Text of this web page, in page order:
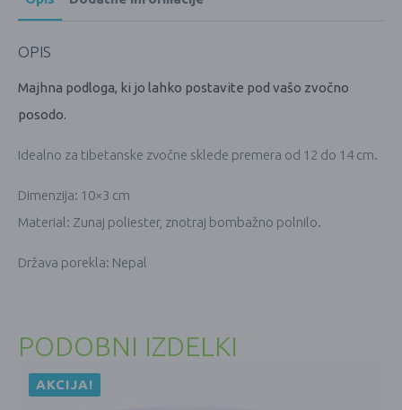
OPIS
Majhna podloga, ki jo lahko postavite pod vašo zvočno
posodo.
Idealno za tibetanske zvočne sklede premera od 12 do 14 cm.
Dimenzija: 10×3 cm
Material: Zunaj poliester, znotraj bombažno polnilo.
Država porekla: Nepal
PODOBNI IZDELKI
AKCIJA!